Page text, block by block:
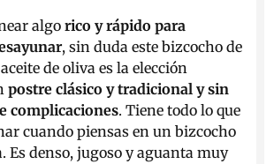
algorico y rápido para
, sin duda este bizcocho de
de oliva es la elección
postre clásico y tradicional y sin
complicaciones. Tiene todo lo que
cuando piensas en un bizcocho
Es denso, jugoso y aguanta muy